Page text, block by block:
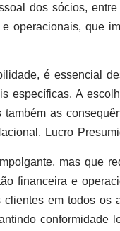
dos sócios,
operacionais, que
é essencial
específicas. A
também as
Lucro
mas que
financeira e
em todos os
conformidade